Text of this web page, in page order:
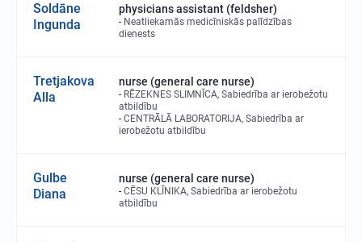
Soldāne
Ingunda
physicians assistant (feldsher)
Neatliekamās medicīniskās palīdzības
dienests
Tretjakova
Alla
nurse (general care nurse)
RĒZEKNES SLIMNĪCA, Sabiedrība ar ierobežotu
atbildību
CENTRĀLĀ LABORATORIJA, Sabiedrība ar
ierobežotu atbildību
Gulbe
Diana
nurse (general care nurse)
CĒSU KLĪNIKA, Sabiedrība ar ierobežotu
atbildību